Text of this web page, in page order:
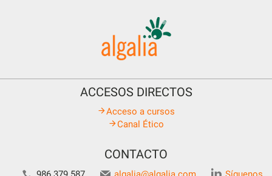
ACCESOS DIRECTOS
Acceso a cursos
Canal Ético
CONTACTO